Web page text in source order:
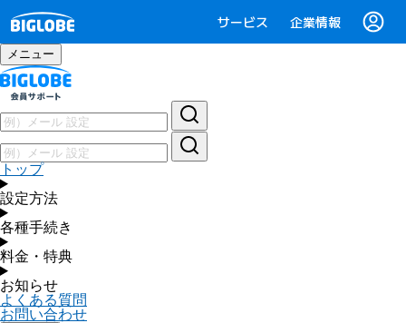
サービス 企業情報
メニュー
トップ
設定方法
各種手続き
料金・特典
お知らせ
よくある質問
お問い合わせ